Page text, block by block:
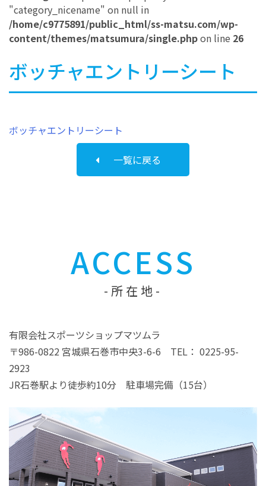
"category_nicename" on null in
/home/c9775891/public_html/ss-matsu.com/wp-
content/themes/matsumura/single.phpon line 26
ボッチャエントリーシート
ボッチャエントリーシート
一覧に戻る
ACCESS
所在地
有限会社スポーツショップマツムラ
〒986-0822 宮城県石巻市中央3-6-6 TEL： 0225-95-
2923
JR石巻駅より徒歩約10分 駐車場完備（15台）